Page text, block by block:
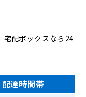
宅配ボックスなら24
配達時間帯